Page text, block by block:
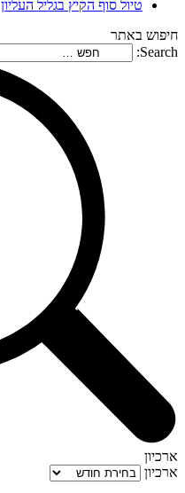
טיול סוף הקיץ בגליל העליון
חיפוש באתר
Search:
ארכיון
ארכיון